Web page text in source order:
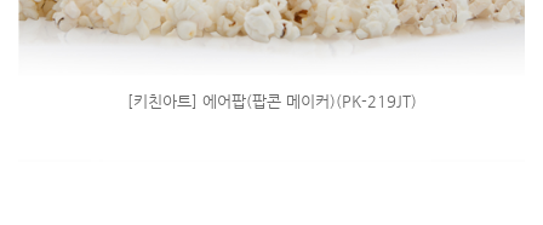
[키친아트] 에어팝(팝콘 메이커)(PK-219JT)